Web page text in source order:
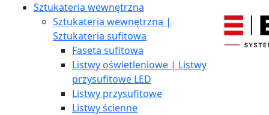
Sztukateria wewnętrzna
Sztukateria wewnętrzna |
Sztukateria sufitowa
Faseta sufitowa
Listwy oświetleniowe | Listwy
przysufitowe LED
Listwy przysufitowe
Listwy ścienne